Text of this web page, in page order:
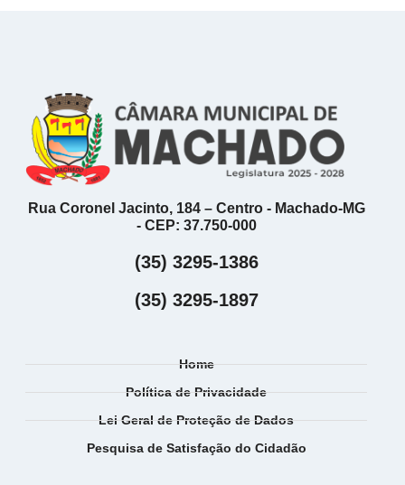
Rua Coronel Jacinto, 184 – Centro - Machado-MG
- CEP: 37.750-000
(35) 3295-1386
(35) 3295-1897
Home
Política de Privacidade
Lei Geral de Proteção de Dados
Pesquisa de Satisfação do Cidadão